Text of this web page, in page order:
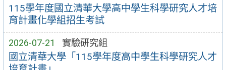
115學年度國立清華大學高中學生科學研究人才培
育計畫化學組招生考試
2026-07-21 實驗研究組
國立清華大學「115學年度高中學生科學研究人才